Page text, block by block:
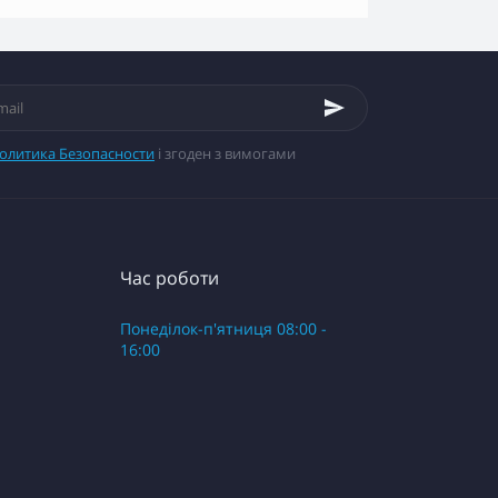
Безопасности і згоден з вимогами
Час роботи
Понеділок-п'ятниця 08:00 -
16:00